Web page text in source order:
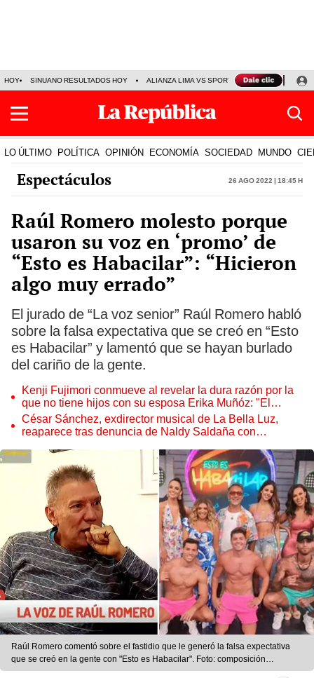
HOY SINUANO RESULTADOS HOY ALIANZA LIMA VS SPORT BOYS JORGE
LO ÚLTIMO POLÍTICA OPINIÓN ECONOMÍA SOCIEDAD MUNDO
Espectáculos 26 Ago 2022 | 18:45 h
Raúl Romero molesto porque
usaron su voz en ‘promo’ de
“Esto es Habacilar”: “Hicieron
algo muy errado”
El jurado de “La voz senior” Raúl Romero habló
sobre la falsa expectativa que se creó en “Esto
es Habacilar” y lamentó que se hayan burlado
del cariño de la gente.
Kenji Fujimori conmueve al revelar la dura razón por la
que no tiene hijos con su esposa Erika Muñóz: "El
proceso judicial"
César Sánchez, exdirector musical de La Bella Luz,
reaparece tras denuncia de Naldy Saldaña con
Raúl Romero comentó sobre el fastidio que le generó la falsa expectativa
que se creó en la gente con "Esto es Habacilar". Foto: composición
LR/captura de Latina/América TV